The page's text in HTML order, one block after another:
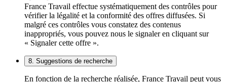
France Travail effectue systématiquement des contrôles pour
vérifier la légalité et la conformité des offres diffusées. Si
malgré ces contrôles vous constatez des contenus
inappropriés, vous pouvez nous le signaler en cliquant sur
« Signaler cette offre ».
8. Suggestions de recherche
En fonction de la recherche réalisée, France Travail peut vous